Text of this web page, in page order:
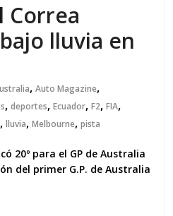
Correa
lluvia en
,Auto Magazine,
,deportes,Ecuador,F2,FIA,
,lluvia,Melbourne,pista
20º para el GP de Australia
del primer G.P. de Australia